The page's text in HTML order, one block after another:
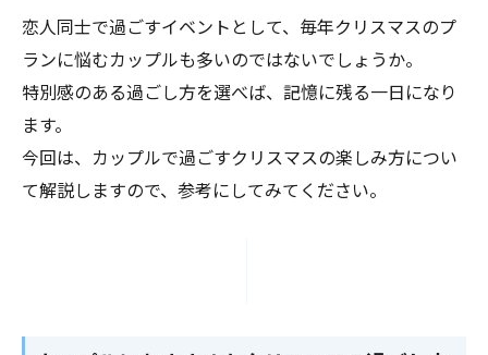
恋人同士で過ごすイベントとして、毎年クリスマスのプ
ランに悩むカップルも多いのではないでしょうか。
特別感のある過ごし方を選べば、記憶に残る一日になり
ます。
今回は、カップルで過ごすクリスマスの楽しみ方につい
て解説しますので、参考にしてみてください。